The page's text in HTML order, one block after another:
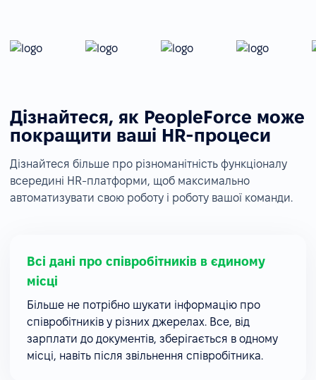
Дізнайтеся, як PeopleForce може
покращити ваші HR-процеси
Дізнайтеся більше про різноманітність функціоналу
всередині HR-платформи, щоб максимально
автоматизувати свою роботу і роботу вашої команди.
Всі дані про співробітників в єдиному
місці
Більше не потрібно шукати інформацію про
співробітників у різних джерелах. Все, від
зарплати до документів, зберігається в одному
місці, навіть після звільнення співробітника.